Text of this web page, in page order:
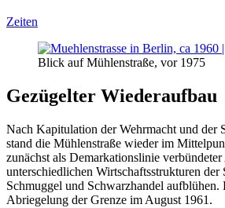
Zeiten
Blick auf Mühlenstraße, vor 1975
Gezügelter Wiederaufbau
Nach Kapitulation der Wehrmacht und der
stand die Mühlenstraße wieder im
zunächst als Demarkationslinie
unterschiedlichen Wirtschaftsstrukturen der
Schmuggel und Schwarzhandel aufblühen.
Abriegelung der Grenze im August 1961.